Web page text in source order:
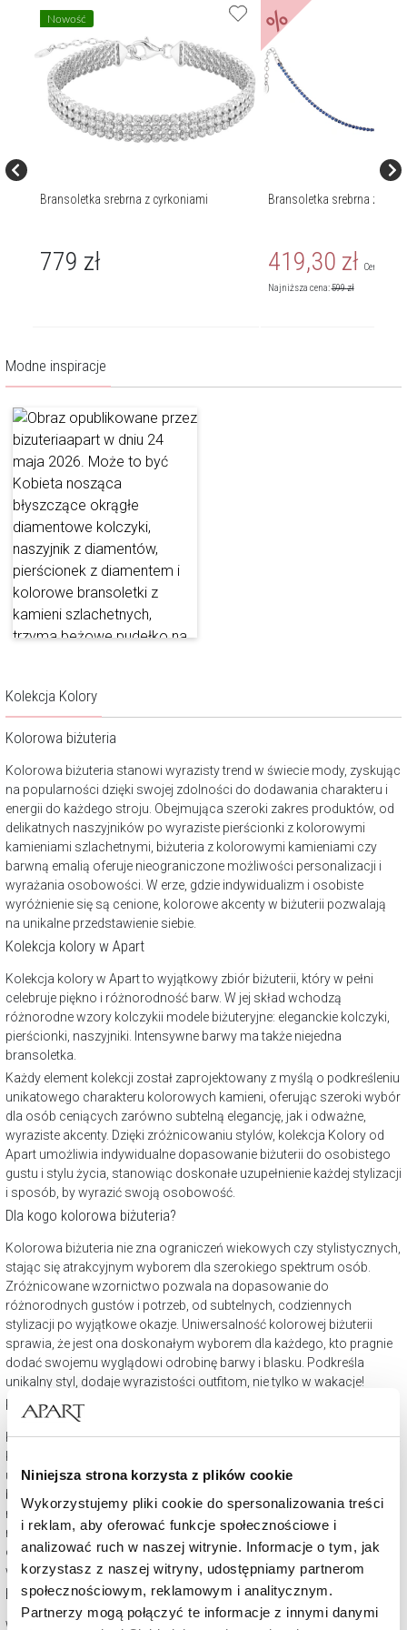
Niniejsza strona korzysta z plików cookie
Wykorzystujemy pliki cookie do spersonalizowania treści
i reklam, aby oferować funkcje społecznościowe i
analizować ruch w naszej witrynie. Informacje o tym, jak
korzystasz z naszej witryny, udostępniamy partnerom
społecznościowym, reklamowym i analitycznym.
Partnerzy mogą połączyć te informacje z innymi danymi
Nowość
Bransoletka srebrna z cyrkoniami
779 zł
%
Bransoletka srebrna z
419,30 zł Cena
Najniższa cena:599zł
Modne inspiracje
Kolekcja Kolory
Kolorowa biżuteria
Kolorowa biżuteria stanowi wyrazisty trend w świecie mody, zyskując
na popularności dzięki swojej zdolności do dodawania charakteru i
energii do każdego stroju. Obejmująca szeroki zakres produktów, od
delikatnych naszyjników po wyraziste pierścionki z kolorowymi
kamieniami szlachetnymi, biżuteria z kolorowymi kamieniami czy
barwną emalią oferuje nieograniczone możliwości personalizacji i
wyrażania osobowości. W erze, gdzie indywidualizm i osobiste
wyróżnienie się są cenione, kolorowe akcenty w biżuterii pozwalają
na unikalne przedstawienie siebie.
Kolekcja kolory w Apart
Kolekcja kolory w Apart to wyjątkowy zbiór biżuterii, który w pełni
celebruje piękno i różnorodność barw. W jej skład wchodzą
różnorodne wzory kolczykii modele biżuteryjne: eleganckie kolczyki,
pierścionki, naszyjniki. Intensywne barwy ma także niejedna
bransoletka.
Każdy element kolekcji został zaprojektowany z myślą o podkreśleniu
unikatowego charakteru kolorowych kamieni, oferując szeroki wybór
dla osób ceniących zarówno subtelną elegancję, jak i odważne,
wyraziste akcenty. Dzięki zróżnicowaniu stylów, kolekcja Kolory od
Apart umożliwia indywidualne dopasowanie biżuterii do osobistego
gustu i stylu życia, stanowiąc doskonałe uzupełnienie każdej stylizacji
i sposób, by wyrazić swoją osobowość.
Dla kogo kolorowa biżuteria?
Kolorowa biżuteria nie zna ograniczeń wiekowych czy stylistycznych,
stając się atrakcyjnym wyborem dla szerokiego spektrum osób.
Zróżnicowane wzornictwo pozwala na dopasowanie do
różnorodnych gustów i potrzeb, od subtelnych, codziennych
stylizacji po wyjątkowe okazje. Uniwersalność kolorowej biżuterii
sprawia, że jest ona doskonałym wyborem dla każdego, kto pragnie
dodać swojemu wyglądowi odrobinę barwy i blasku. Podkreśla
unikalny styl, dodaje wyrazistości outfitom, nie tylko w wakacje!
Kolorowe kamienie - na jaką okazję?
Kolorowa biżuteria jest doskonałym wyborem na różnorodne okazje.
Kamienie takie jak szafiry, rubiny czy szmaragdy mogą dodać
uroczystości strojom ślubnym, podczas gdy bardziej stonowane
barwy będą idealne na co dzień lub do pracy. Wybór koloru kamienia
może również nawiązywać do osobistych preferencji, symbolizując
różne cechy lub emocje, co czyni kolorową biżuterię wyjątkowo
osobistym prezentem na takie okazje jak rocznice, urodziny lub
wakacje czy ważne osiągnięcia.
Biżuteria z kolekcji kolory na prezent
Wybierając kolorową biżuterię na prezent, warto zwrócić uwagę na